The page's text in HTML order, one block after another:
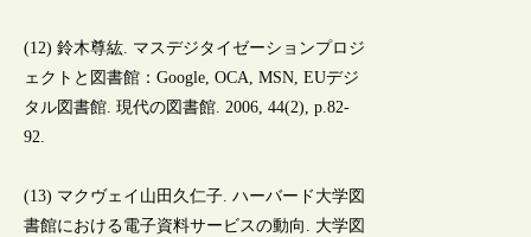
(12) 鈴木尊紘. マスデジタイゼーションプロジ
ェクトと図書館：Google, OCA, MSN, EUデジ
タル図書館. 現代の図書館. 2006, 44(2), p.82-
92.
(13) マクヴェイ山田久仁子. ハーバード大学図
書館における電子資料サービスの動向. 大学図